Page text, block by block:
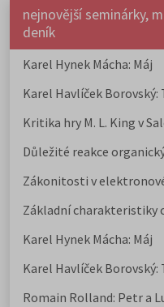
nejnovější seminárky,
deník
Karel Hynek Mácha: Máj
Karel Havlíček Borovský:
Kritika hry M. L. King v
Důležité reakce
Zákonitosti v
Základní charakteristiky
Karel Hynek Mácha: Máj
Karel Havlíček Borovský:
Romain Rolland: Petr a